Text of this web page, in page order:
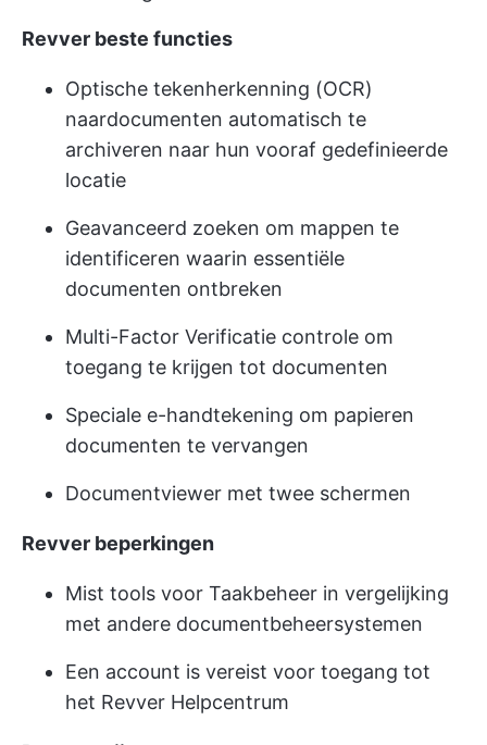
Revver beste functies
Optische tekenherkenning (OCR)
naardocumenten automatisch te
archiveren naar hun vooraf gedefinieerde
locatie
Geavanceerd zoeken om mappen te
identificeren waarin essentiële
documenten ontbreken
Multi-Factor Verificatie controle om
toegang te krijgen tot documenten
Speciale e-handtekening om papieren
documenten te vervangen
Documentviewer met twee schermen
Revver beperkingen
Mist tools voor Taakbeheer in vergelijking
met andere documentbeheersystemen
Een account is vereist voor toegang tot
het Revver Helpcentrum